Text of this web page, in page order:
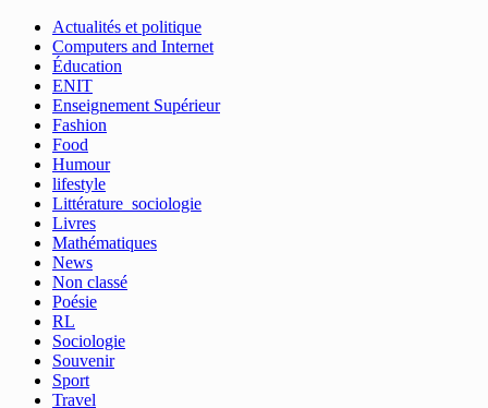
Actualités et politique
Computers and Internet
Éducation
ENIT
Enseignement Supérieur
Fashion
Food
Humour
lifestyle
Littérature_sociologie
Livres
Mathématiques
News
Non classé
Poésie
RL
Sociologie
Souvenir
Sport
Travel